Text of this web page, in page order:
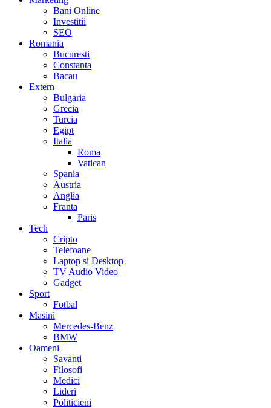
Bani Online
Investitii
SEO
Romania
Bucuresti
Constanta
Bacau
Extern
Bulgaria
Grecia
Turcia
Egipt
Italia
Roma
Vatican
Spania
Austria
Anglia
Franta
Paris
Tech
Cripto
Telefoane
Laptop si Desktop
TV Audio Video
Gadget
Sport
Fotbal
Masini
Mercedes-Benz
BMW
Oameni
Savanti
Filosofi
Medici
Lideri
Politicieni